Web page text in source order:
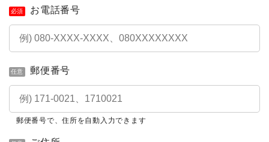
必須 お電話番号
任意 郵便番号
郵便番号で、住所を自動入力できます